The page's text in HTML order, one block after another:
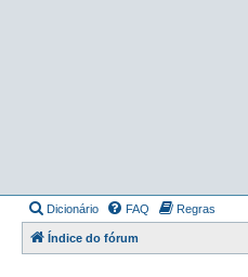
Dicionário FAQ Regras
Índice do fórum